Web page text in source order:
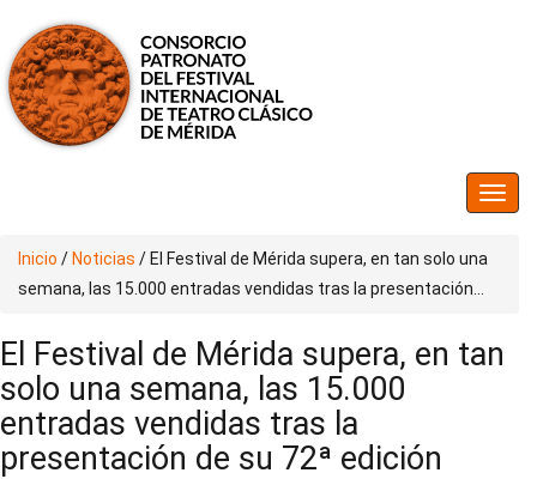
Inicio / Noticias / El Festival de Mérida supera, en tan solo una
semana, las 15.000 entradas vendidas tras la presentación...
El Festival de Mérida supera, en tan
solo una semana, las 15.000
entradas vendidas tras la
presentación de su 72ª edición